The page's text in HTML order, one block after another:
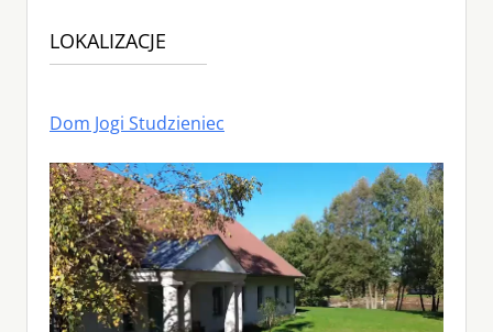
LOKALIZACJE
Dom Jogi Studzieniec